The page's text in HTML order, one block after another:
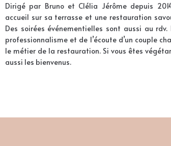
Dirigé par Bruno et Clélia Jérôme depuis
accueil sur sa terrasse et une restauration
Des soirées événementielles sont aussi au
professionnalisme et de l’écoute d’un couple
le métier de la restauration. Si vous êtes
aussi les bienvenus.